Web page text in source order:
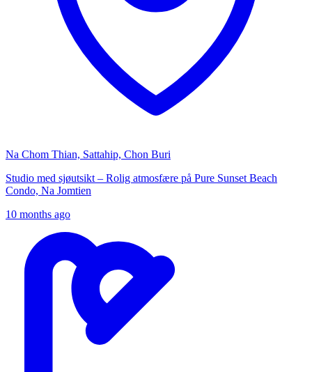
Na Chom Thian, Sattahip, Chon Buri
Studio med sjøutsikt – Rolig atmosfære på Pure Sunset Beach
Condo, Na Jomtien
10 months ago